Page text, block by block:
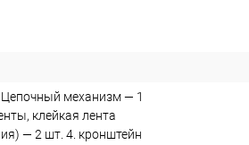
механизм — 1
клейкая лента
— 2 шт. 4. кронштейн